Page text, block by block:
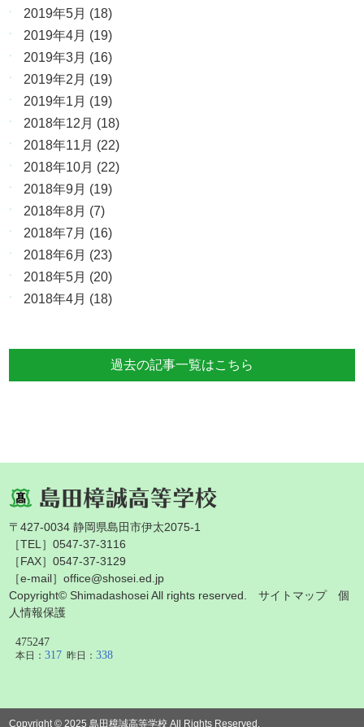
2019年5月 (18)
2019年4月 (19)
2019年3月 (16)
2019年2月 (19)
2019年1月 (19)
2018年12月 (18)
2018年11月 (22)
2018年10月 (22)
2018年9月 (19)
2018年8月 (7)
2018年7月 (16)
2018年6月 (23)
2018年5月 (20)
2018年4月 (18)
過去の記事一覧はこちら
〒427-0034 静岡県島田市伊太2075-1
［TEL］0547-37-3116
［FAX］0547-37-3129
［e-mail］office@shosei.ed.jp
Copyright© Shimadashosei All rights reserved.サイトマップ
個
人情報保護
Copyright © 2025 島田樟誠高等学校 All Rights Reserved.